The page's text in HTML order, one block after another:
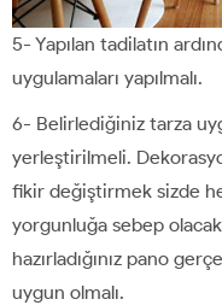
5- Yapılan tadilatın
uygulamaları yapılmalı.
6- Belirlediğiniz tarza
yerleştirilmeli.
fikir değiştirmek sizde
yorgunluğa sebep
hazırladığınız pano
uygun olmalı.